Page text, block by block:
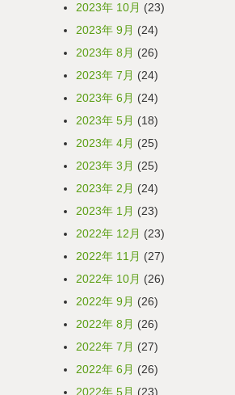
2023年 10月 (23)
2023年 9月 (24)
2023年 8月 (26)
2023年 7月 (24)
2023年 6月 (24)
2023年 5月 (18)
2023年 4月 (25)
2023年 3月 (25)
2023年 2月 (24)
2023年 1月 (23)
2022年 12月 (23)
2022年 11月 (27)
2022年 10月 (26)
2022年 9月 (26)
2022年 8月 (26)
2022年 7月 (27)
2022年 6月 (26)
2022年 5月 (23)